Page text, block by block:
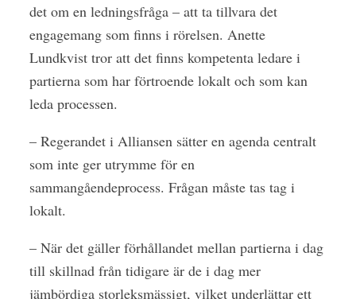
det om en ledningsfråga – att ta tillvara det
engagemang som finns i rörelsen. Anette
Lundkvist tror att det finns kompetenta ledare i
partierna som har förtroende lokalt och som kan
leda processen.
– Regerandet i Alliansen sätter en agenda centralt
som inte ger utrymme för en
sammangåendeprocess. Frågan måste tas tag i
lokalt.
– När det gäller förhållandet mellan partierna i dag
till skillnad från tidigare är de i dag mer
jämbördiga storleksmässigt, vilket underlättar ett